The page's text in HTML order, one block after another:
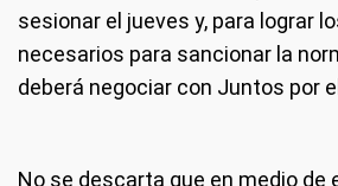
sesionar el jueves y, para lograr
necesarios para sancionar la
deberá negociar con Juntos por
No se descarta que en medio de